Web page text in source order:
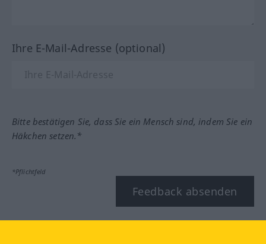
Ihre E-Mail-Adresse (optional)
Bitte bestätigen Sie, dass Sie ein Mensch sind, indem Sie ein
Häkchen setzen.*
*Pflichtfeld
Feedback absenden